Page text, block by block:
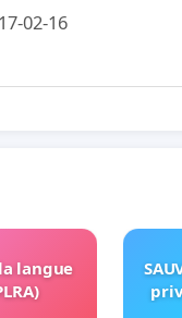
02-16
langue